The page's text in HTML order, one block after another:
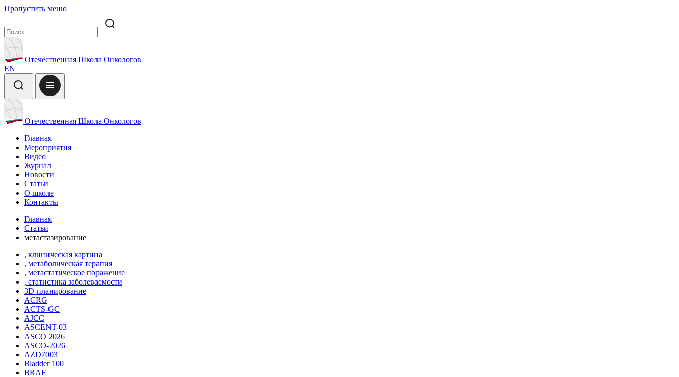
Пропустить меню
Отечественная Школа Онкологов
EN
Отечественная Школа Онкологов
Главная
Мероприятия
Видео
Журнал
Новости
Статьи
О школе
Контакты
Главная
Статьи
метастазирование
, клиническая картина
, метаболическая терапия
, метастатическое поражение
, статистика заболеваемости
3D-планирование
ACRG
ACTS-GC
AJCC
ASCENT-03
ASCO 2026
ASCO-2026
AZD7003
Bladder 100
BRAF